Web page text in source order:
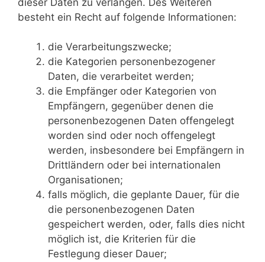
besteht ein Recht auf folgende Informationen:
die Verarbeitungszwecke;
die Kategorien personenbezogener
Daten, die verarbeitet werden;
die Empfänger oder Kategorien von
Empfängern, gegenüber denen die
personenbezogenen Daten offengelegt
worden sind oder noch offengelegt
werden, insbesondere bei Empfängern in
Drittländern oder bei internationalen
Organisationen;
falls möglich, die geplante Dauer, für die
die personenbezogenen Daten
gespeichert werden, oder, falls dies nicht
möglich ist, die Kriterien für die
Festlegung dieser Dauer;